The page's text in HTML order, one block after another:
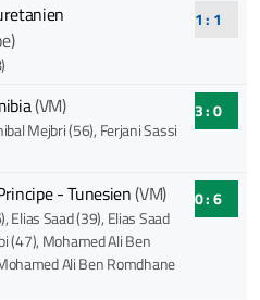
1 : 1
(VM)
Mejbri (56), Ferjani Sassi
3 : 0
- Tunesien(VM)
, Elias Saad (39), Elias Saad
(47), Mohamed Ali Ben
Ali Ben Romdhane
0 : 6